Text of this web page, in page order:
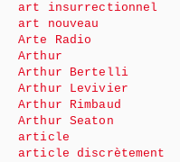
art insurrectionnel
art nouveau
Arte Radio
Arthur
Arthur Bertelli
Arthur Levivier
Arthur Rimbaud
Arthur Seaton
article
article discrètement